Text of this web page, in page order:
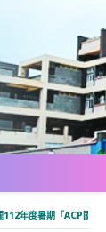
112年度暑期「ACP